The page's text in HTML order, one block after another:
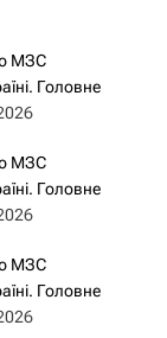
МЗС
Головне
МЗС
Головне
МЗС
Головне